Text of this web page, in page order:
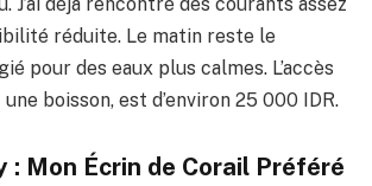
réduite. Le matin reste le
pour des eaux plus calmes. L’accès
boisson, est d’environ 25 000 IDR.
: Mon Écrin de Corail Préféré